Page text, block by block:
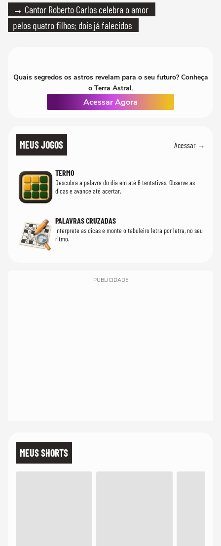
→ Cantor Roberto Carlos celebra o amor
pelos quatro filhos; dois já falecidos
Quais segredos os astros revelam para o seu futuro? Conheça
o Terra Astral.
Acessar Agora
MEUS JOGOS Acessar →
TERMO
Descubra a palavra do dia em até 6 tentativas. Observe as
dicas e avance até acertar.
PALAVRAS CRUZADAS
Interprete as dicas e monte o tabuleiro letra por letra, no seu
ritmo.
PUBLICIDADE
MEUS SHORTS